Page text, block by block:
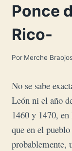
Ponce
Rico-
Por Merche
No se sabe
León ni el año
1460 y 1470,
que en el
probablemente,